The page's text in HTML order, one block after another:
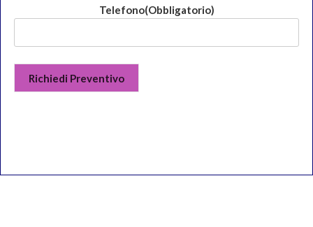
Telefono(Obbligatorio)